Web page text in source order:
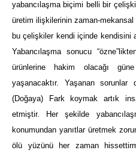
yabancılaşma biçimi belli bir
üretim ilişkilerinin zaman-
bu çelişkiler kendi içinde kendisini
Yabancılaşma sonucu
ürünlerine hakim olacağı
yaşanacaktır. Yaşanan sorunlar
(Doğaya) Fark koymak artık
etmiştir. Her şekilde
konumundan yanıtlar üretmek
ölü yüzünü her zaman